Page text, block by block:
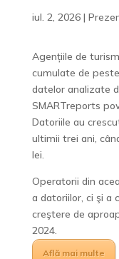
iul. 2, 2026|
Agențiile de
cumulate de
datelor analizate
SMARTreports
Datoriile au
ultimii trei ani,
lei.
Operatorii din
a datoriilor, ci şi a
creştere de
2024.
Află mai multe